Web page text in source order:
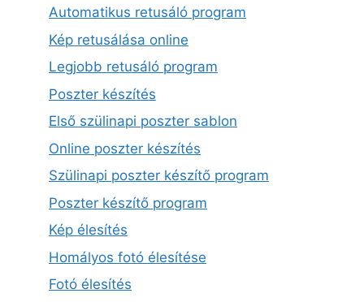
Automatikus retusáló program
Kép retusálása online
Legjobb retusáló program
Poszter készítés
Első szülinapi poszter sablon
Online poszter készítés
Szülinapi poszter készítő program
Poszter készítő program
Kép élesítés
Homályos fotó élesítése
Fotó élesítés